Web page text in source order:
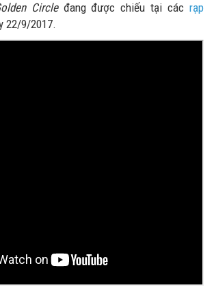
Circleđang được chiếu tại cácrạp
22/9/2017.